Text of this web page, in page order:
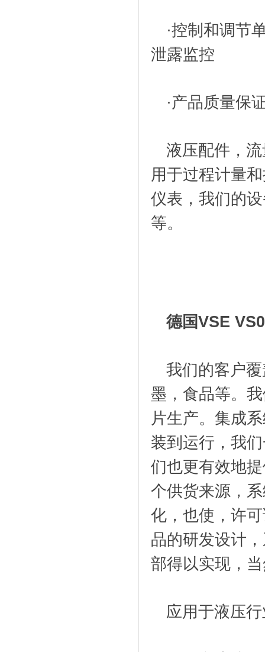
·控制和调节
泄露监控
·产品质量保
液压配件，
用于过程计量
仪表，我们的
等。
德国VSE
我们的客户
墨，食品等。
片生产。集成
装到运行，我
们也更有效地
个供货来源，
化，也使，许
品的研发设计
部得以实现，
应用于液压